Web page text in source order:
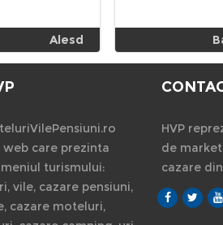
Alesd
care prezinta
turismului:
vile, cazare pensiuni,
cazare moteluri,
HVP
de
cazare